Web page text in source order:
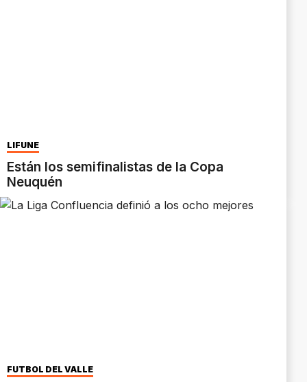
LIFUNE
Están los semifinalistas de la Copa
Neuquén
FÚTBOL DEL VALLE